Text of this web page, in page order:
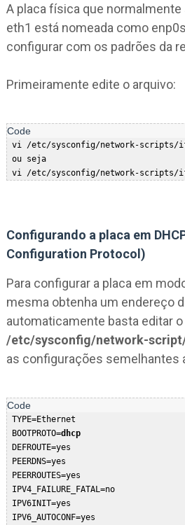
A placa física que
eth1 está nomeada como
configurar com os padrões da
Primeiramente edite o arquivo:
vi /etc/sysconfig/network-scripts/
ou seja
Configurando a placa em
Configuration Protocol)
Para configurar a placa em
mesma obtenha um endereço
automaticamente basta editar
/etc/sysconfig/network-
as configurações semelhantes
TYPE=Ethernet
BOOTPROTO=dhcp
DEFROUTE=yes
PEERDNS=yes
PEERROUTES=yes
IPV4_FAILURE_FATAL=no
IPV6INIT=yes
IPV6_AUTOCONF=yes